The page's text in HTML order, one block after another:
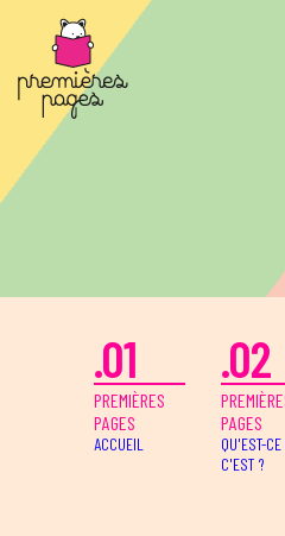
Aller au contenu principal
.01
PREMIÈRES
PAGES
ACCUEIL
.02
PAGES
QU'EST-CE
C'EST ?